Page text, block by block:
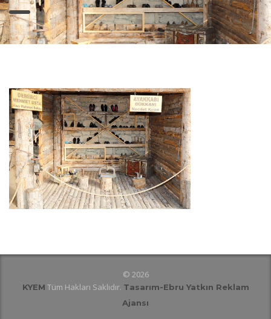
© 2026
KYEM Tüm Hakları Saklıdır. Tasarım-Ebru Yatkın Reklam
Ajansı